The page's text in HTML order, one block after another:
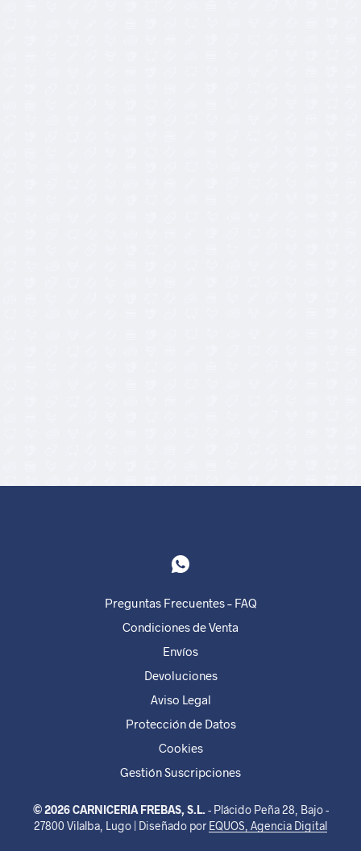
Preguntas Frecuentes – FAQ
Condiciones de Venta
Envíos
Devoluciones
Aviso Legal
Protección de Datos
Cookies
Gestión Suscripciones
© 2026 CARNICERIA FREBAS, S.L.- Plácido Peña 28, Bajo -
27800 Vilalba, Lugo | Diseñado por EQUOS, Agencia Digital